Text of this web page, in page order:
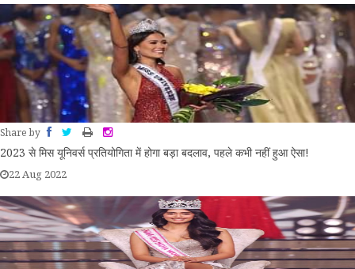
Share by
2023 से मिस यूनिवर्स प्रतियोगिता में होगा बड़ा बदलाव, पहले कभी नहीं हुआ ऐसा!
22 Aug 2022